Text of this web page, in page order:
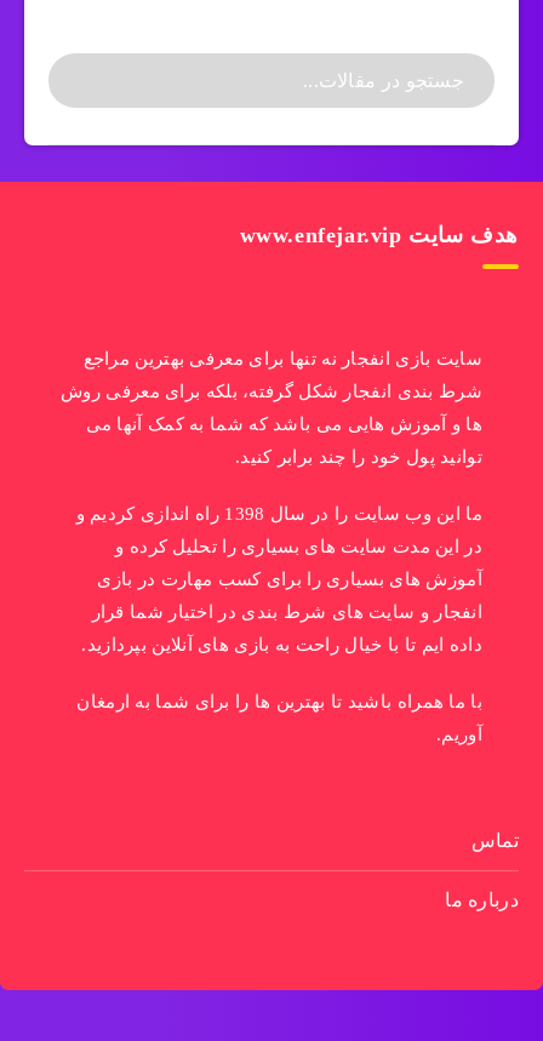
هدف سایت www.enfejar.vip
سایت بازی انفجار نه تنها برای معرفی بهترین مراجع
شرط بندی انفجار شکل گرفته، بلکه برای معرفی روش
ها و آموزش هایی می باشد که شما به کمک آنها می
توانید پول خود را چند برابر کنید.
ما این وب سایت را در سال 1398 راه اندازی کردیم و
در این مدت سایت های بسیاری را تحلیل کرده و
آموزش های بسیاری را برای کسب مهارت در بازی
انفجار و سایت های شرط بندی در اختیار شما قرار
داده ایم تا با خیال راحت به بازی های آنلاین بپردازید.
با ما همراه باشید تا بهترین ها را برای شما به ارمغان
آوریم.
تماس
درباره ما